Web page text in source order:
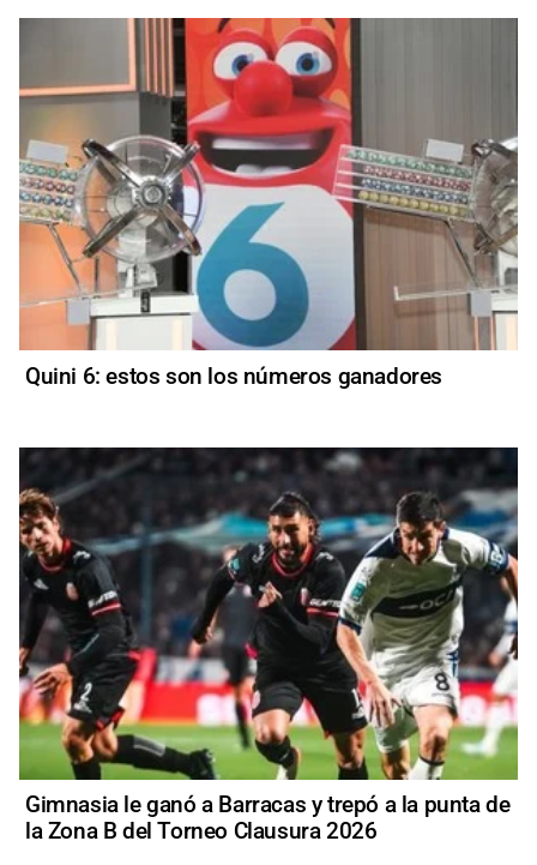
Quini 6: estos son los números ganadores
Gimnasia le ganó a Barracas y trepó a la punta de
la Zona B del Torneo Clausura 2026